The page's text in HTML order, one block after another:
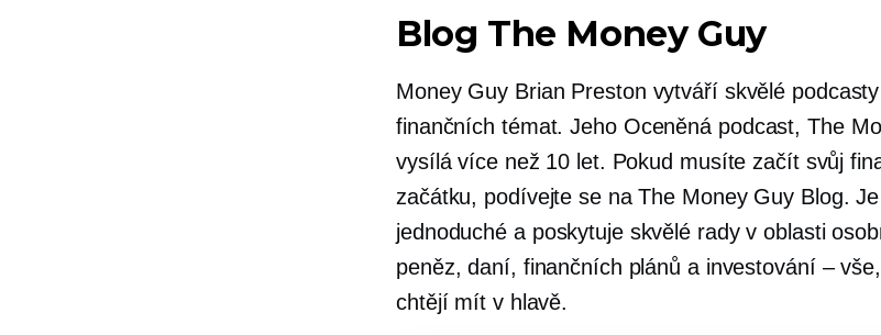
Blog The Money Guy
Money Guy Brian Preston vytváří skvělé
finančních témat. Jeho Oceněná podcast, The
vysílá více než 10 let. Pokud musíte začít svůj
začátku, podívejte se na The Money Guy Blog.
jednoduché a poskytuje skvělé rady v oblasti
peněz, daní, finančních plánů a investování –
chtějí mít v hlavě.